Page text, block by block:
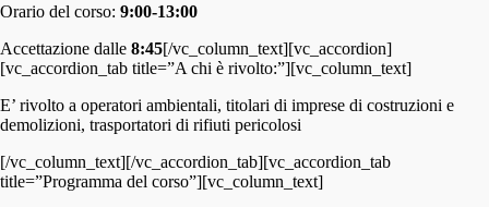
Orario del corso: 9:00-13:00
Accettazione dalle 8:45[/vc_column_text][vc_accordion]
[vc_accordion_tab title=”A chi è rivolto:”][vc_column_text]
E’ rivolto a operatori ambientali, titolari di imprese di costruzioni e
demolizioni, trasportatori di rifiuti pericolosi
[/vc_column_text][/vc_accordion_tab][vc_accordion_tab
title=”Programma del corso”][vc_column_text]